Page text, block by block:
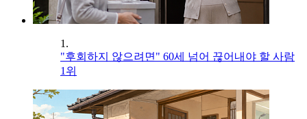
1.
"후회하지 않으려면" 60세 넘어 끊어내야 할 사람
1위